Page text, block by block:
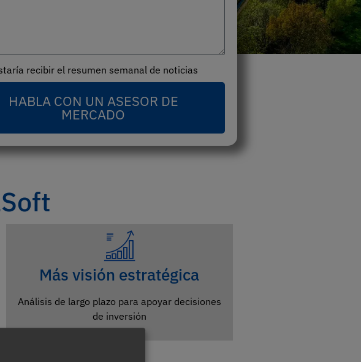
recibir el resumen semanal de noticias
HABLA CON UN ASESOR DE
MERCADO
Más visión estratégica
Análisis de largo plazo para apoyar decisiones
de inversión